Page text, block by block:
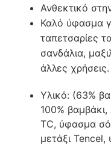
Ανθεκτικό
Καλό ύφασμα
ταπετσαρίες
σανδάλια,
άλλες χρήσεις.
Υλικό: (63%
100%
TC, ύφασμα
μετάξι